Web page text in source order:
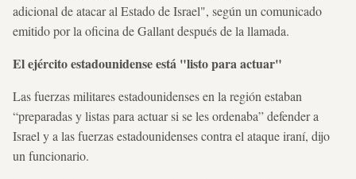
adicional de atacar al Estado de Israel", según un comunicado
emitido por la oficina de Gallant después de la llamada.
El ejército estadounidense está "listo para actuar"
Las fuerzas militares estadounidenses en la región estaban
“preparadas y listas para actuar si se les ordenaba” defender a
Israel y a las fuerzas estadounidenses contra el ataque iraní, dijo
un funcionario.